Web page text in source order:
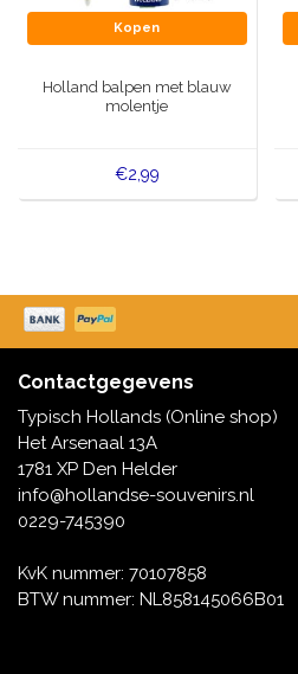
Kopen
Holland balpen met blauw
molentje
€2,99
Contactgegevens
Typisch Hollands (Online shop)
Het Arsenaal 13A
1781 XP Den Helder
info@hollandse-souvenirs.nl
0229-745390
KvK nummer: 70107858
BTW nummer: NL858145066B01